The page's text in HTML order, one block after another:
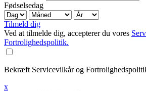
Fødselsedag
Tilmeld dig
Ved at tilmelde dig, accepterer du vores
Fortrolighedspolitik.
Bekræft Servicevilkår og
x